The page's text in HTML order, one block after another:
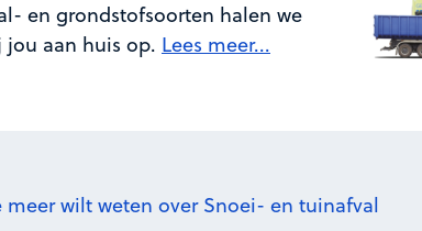
en grondstofsoorten halen we
jou aan huis op. Lees meer...
meer wilt weten over Snoei- en tuinafval